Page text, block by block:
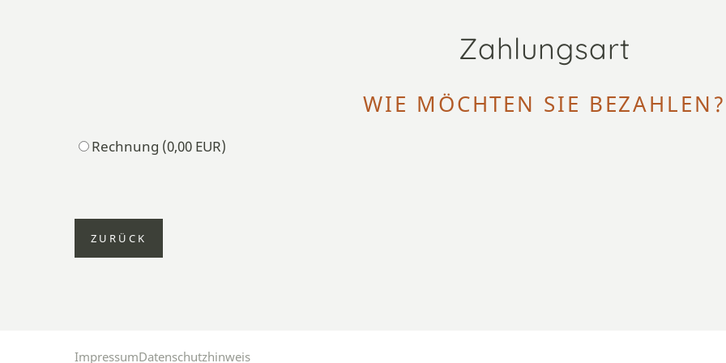
Zahlungsart
WIE MÖCHTEN SIE BEZAHLEN?
Rechnung (0,00 EUR)
ZURÜCK
ImpressumDatenschutzhinweis